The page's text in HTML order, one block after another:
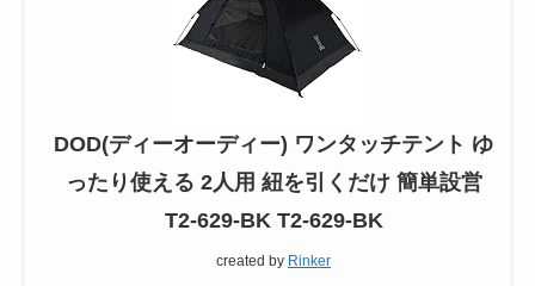
DOD(ディーオーディー) ワンタッチテント ゆ
ったり使える 2人用 紐を引くだけ 簡単設営
T2-629-BK T2-629-BK
created by Rinker